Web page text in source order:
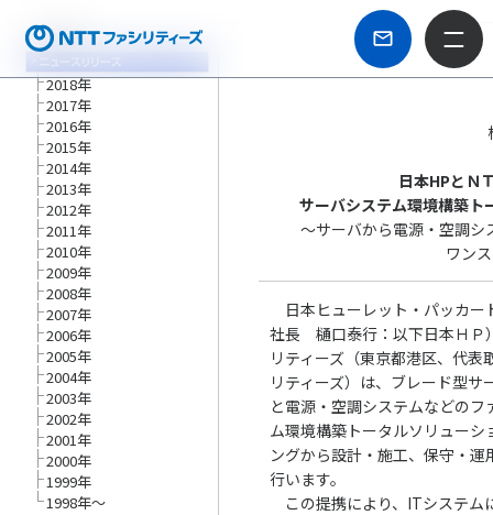
2018年
2017年
2016年
2015年
2014年
2013年
2012年
2011年
2010年
2009年
2008年
2007年
2006年
2005年
2004年
2003年
2002年
2001年
2000年
1999年
1998年～
日本HPとＮ
サーバシステム環境構築ト
～サーバから電源・空調シ
ワン
日本ヒューレット・パッカー
社長 樋口泰行：以下日本ＨＰ
リティーズ（東京都港区、代
リティーズ）は、ブレード型サ
と電源・空調システムなどの
ム環境構築トータルソリュー
ングから設計・施工、保守・
行います。
この提携により、ITシステム